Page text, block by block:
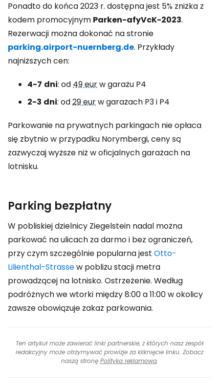
Ponadto do końca 2023 r. dostępna jest 5% zniżka z
kodem promocyjnym Parken-afyVcK-2023.
Rezerwacji można dokonać na stronie
parking.airport-nuernberg.de. Przykłady
najniższych cen:
4-7 dni: od49 eurw garażu P4
2-3 dni: od29 eurw garażach P3 i P4
Parkowanie na prywatnych parkingach nie opłaca
się zbytnio w przypadku Norymbergi, ceny są
zazwyczaj wyższe niż w oficjalnych garażach na
lotnisku.
Parking bezpłatny
W pobliskiej dzielnicy Ziegelstein nadal można
parkować na ulicach za darmo i bez ograniczeń,
przy czym szczególnie popularna jest Otto-
Lilienthal-Strassew pobliżu stacji metra
prowadzącej na lotnisko. Ostrzeżenie. Według
podróżnych we wtorki między 8:00 a 11:00 w okolicy
zawsze obowiązuje zakaz parkowania.
Ten artykuł może zawierać linki partnerskie, z których nasz zespół
redakcyjny może otrzymywać prowizje za kliknięcie linku. Zobacz
naszą stronę Polityka reklamowa.